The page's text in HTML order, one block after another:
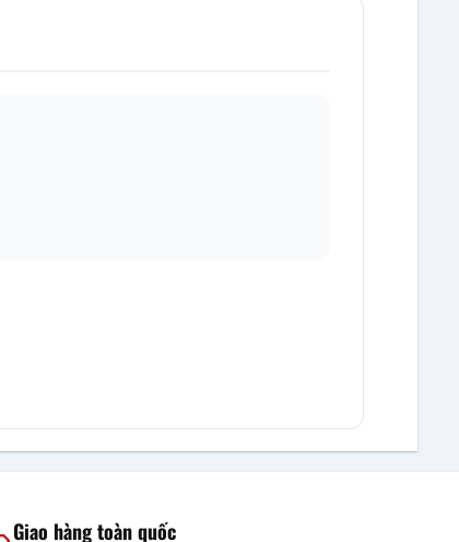
Giao hàng toàn quốc